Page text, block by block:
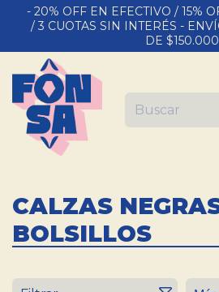
- 20% OFF EN EFECTIVO / 15%
/ 3 CUOTAS SIN INTERÉS -
DE $150.000
CALZAS
BOLSILLOS